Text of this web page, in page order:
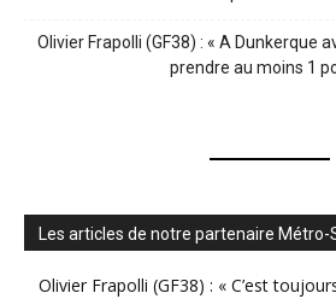
Olivier Frapolli (GF38) : « A Dunkerque
prendre au moins 1
Les articles de notre partenaire Métro-
Olivier Frapolli (GF38) : « C’est